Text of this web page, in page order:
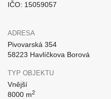
IČO: 15059057
ADRESA
Pivovarská 354
58223 Havlíčkova Borová
TYP OBJEKTU
Vnější
8000 m2